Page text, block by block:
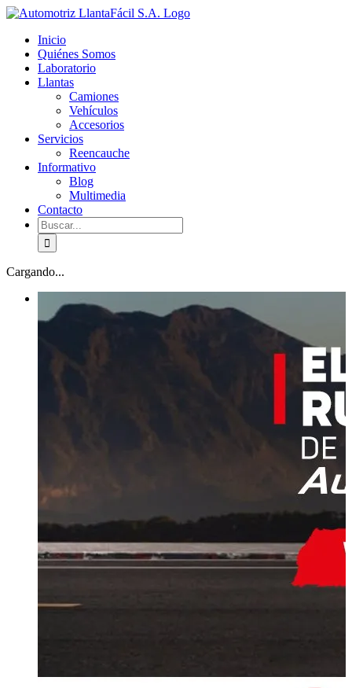
Skip
content
facebook
youtube
Inicio
Quiénes Somos
Laboratorio
Llantas
Camiones
Vehículos
Accesorios
Servicios
Reencauche
Informativo
Blog
Multimedia
Contacto
Buscar:
Cargando...